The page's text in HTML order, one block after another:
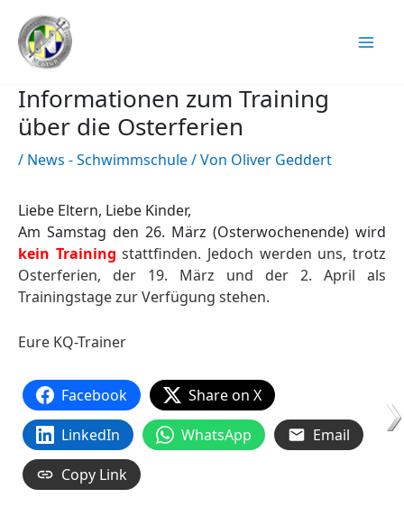
Inhalt
springen
Informationen zum Training
über die Osterferien
/ News - Schwimmschule/ Von Oliver Geddert
Liebe Eltern, Liebe Kinder,
Am Samstag den 26. März (Osterwochenende) wird
kein Trainingstattfinden. Jedoch werden uns, trotz
Osterferien, der 19. März und der 2. April als
Trainingstage zur Verfügung stehen.
Eure KQ-Trainer
Facebook
Share on X
LinkedIn
WhatsApp
Email
Copy Link